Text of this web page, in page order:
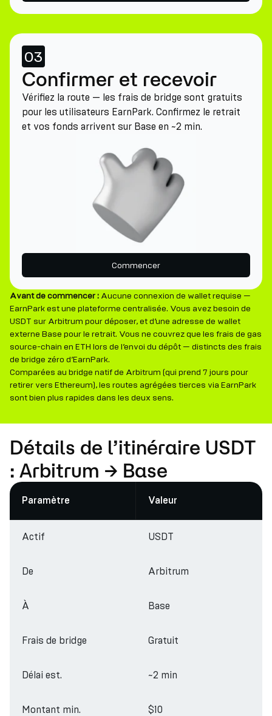
03
Confirmer et recevoir
Vérifiez la route — les frais de bridge sont gratuits
pour les utilisateurs EarnPark. Confirmez le retrait
et vos fonds arrivent sur Base en ~2 min.
Commencer
Avant de commencer : Aucune connexion de wallet requise —
EarnPark est une plateforme centralisée. Vous avez besoin de
USDT sur Arbitrum pour déposer, et d’une adresse de wallet
externe Base pour le retrait. Vous ne couvrez que les frais de gas
source-chain en ETH lors de l’envoi du dépôt — distincts des frais
de bridge zéro d’EarnPark.
Comparées au bridge natif de Arbitrum (qui prend 7 jours pour
retirer vers Ethereum), les routes agrégées tierces via EarnPark
sont bien plus rapides dans les deux sens.
Détails de l’itinéraire USDT
: Arbitrum → Base
Paramètre Valeur
Actif USDT
De Arbitrum
À Base
Frais de bridge Gratuit
Délai est. ~2 min
Montant min. $10